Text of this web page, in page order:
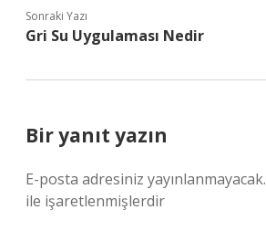
Sonraki Yazı
Gri Su Uygulaması Nedir
Bir yanıt yazın
E-posta adresiniz yayınlanmayacak.
ile işaretlenmişlerdir